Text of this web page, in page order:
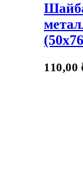
110,00